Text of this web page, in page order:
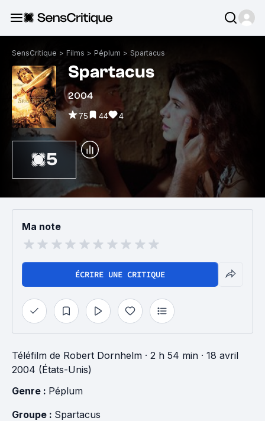
SensCritique > Films > Péplum > Spartacus
Spartacus
2004
75 44 4
5
Ma note
ÉCRIRE UNE CRITIQUE
Téléfilm de Robert Dornhelm · 2 h 54 min · 18 avril
2004 (États-Unis)
Genre : Péplum
Groupe : Spartacus